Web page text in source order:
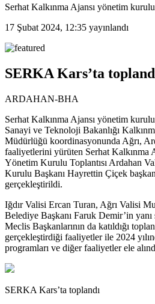
Serhat Kalkınma Ajansı yönetim kurulu
17 Şubat 2024, 12:35 yayınlandı
SERKA Kars’ta
ARDAHAN-BHA
Serhat Kalkınma Ajansı yönetim kurulu
Sanayi ve Teknoloji Bakanlığı
Müdürlüğü koordinasyonunda Ağrı,
faaliyetlerini yürüten Serhat Kalkınma
Yönetim Kurulu Toplantısı Ardahan
Kurulu Başkanı Hayrettin Çiçek
gerçekleştirildi.
Iğdır Valisi Ercan Turan, Ağrı Valisi
Belediye Başkanı Faruk Demir’in
Meclis Başkanlarının da katıldığı
gerçekleştirdiği faaliyetler ile 2024
programları ve diğer faaliyetler ele
SERKA Kars’ta toplandı